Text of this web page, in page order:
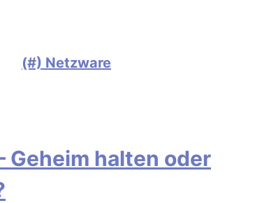
(#) Netzware
Geheim halten oder